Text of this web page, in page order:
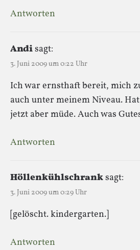
Antworten
Andisagt:
3. Juni 2009 um 0:22 Uhr
Ich war ernsthaft bereit, mich
auch unter meinem Niveau.
jetzt aber müde. Auch was
Antworten
Höllenkühlschranksagt:
3. Juni 2009 um 0:29 Uhr
[gelöscht. kindergarten.]
Antworten